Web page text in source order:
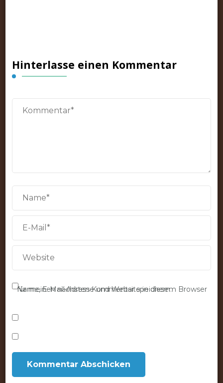
Hinterlasse einen Kommentar
Name, E-Mail-Adresse und Website in diesem Browser für meinen nächsten Kommentar speichern.